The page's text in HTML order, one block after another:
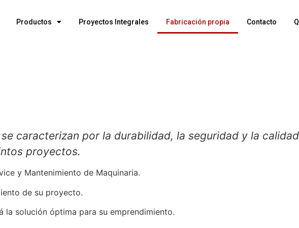
Productos Proyectos Integrales Fabricación propia Contacto
caracterizan por la durabilidad, la seguridad y la
proyectos.
y Mantenimiento de Maquinaria.
de su proyecto.
solución óptima para su emprendimiento.